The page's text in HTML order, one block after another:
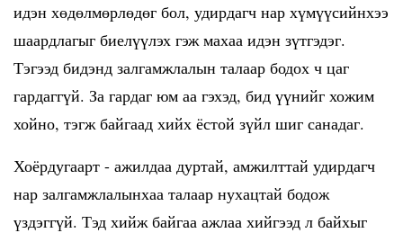
идэн хөдөлмөрлөдөг бол, удирдагч нар хүмүүсийнхээ
шаардлагыг биелүүлэх гэж махаа идэн зүтгэдэг.
Тэгээд бидэнд залгамжлалын талаар бодох ч цаг
гардаггүй. За гардаг юм аа гэхэд, бид үүнийг хожим
хойно, тэгж байгаад хийх ёстой зүйл шиг санадаг.
Хоёрдугаарт - ажилдаа дуртай, амжилттай удирдагч
нар залгамжлалынхаа талаар нухацтай бодож
үздэггүй. Тэд хийж байгаа ажлаа хийгээд л байхыг